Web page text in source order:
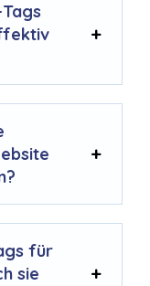
für
sie